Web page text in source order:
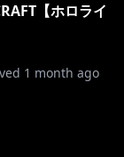
【ホロライ
1 month ago